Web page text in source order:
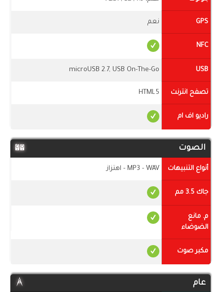
GPS نعم
NFC
USB
microUSB 2.7, USB On-The-Go
تصفح انترنت HTML5
راديو اف ام
الصوت
أنواع التنبيهات MP3 - WAV - اهتزاز
جاك 3.5 مم
م. مانع
الضوضاء
مكبر صوت
عام